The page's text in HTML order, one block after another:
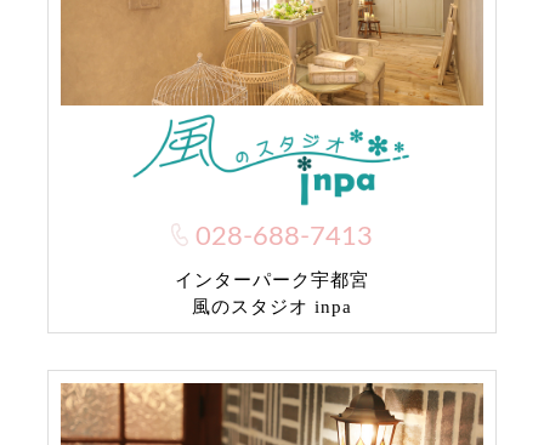
028-688-7413
インターパーク宇都宮
風のスタジオ inpa